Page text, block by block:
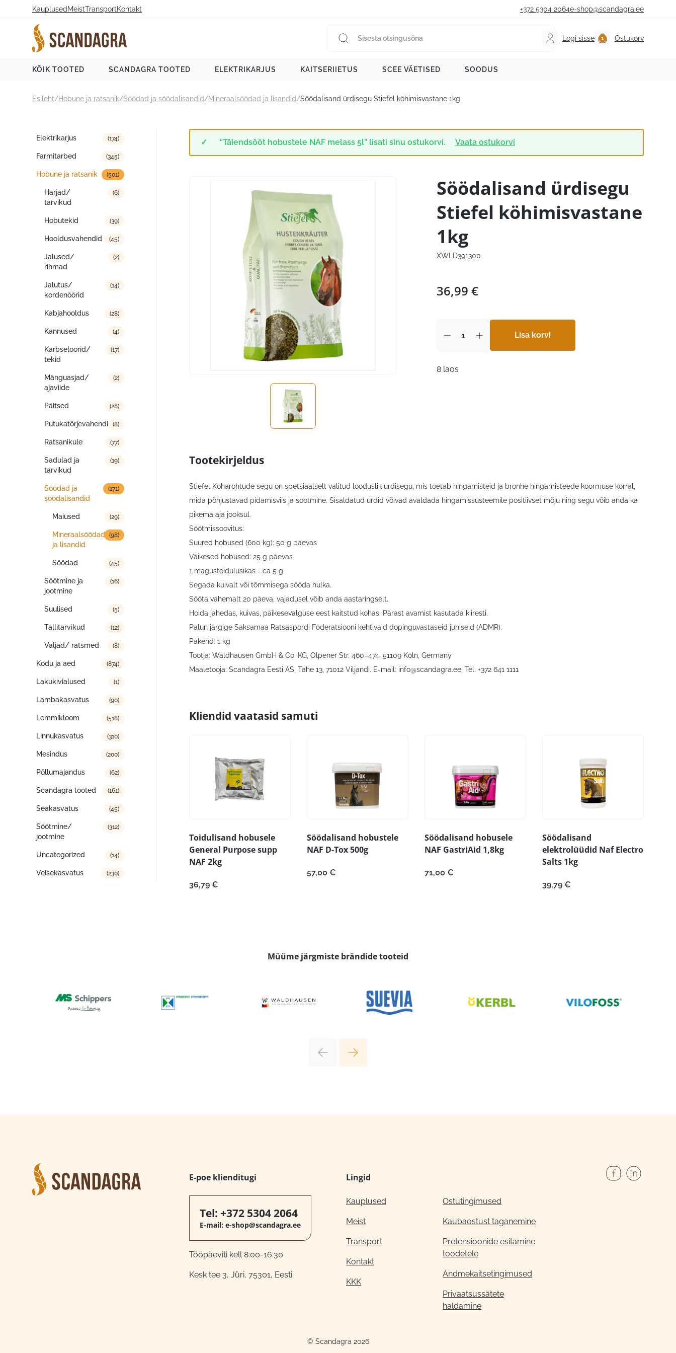
Kauplused MeistTransportKontakt +372 5304 2064e-shop@scandagra.ee
Logi sisse Ostukorv
KÕIK TOOTED SCANDAGRA TOOTED ELEKTRIKARJUS KAITSERIIETUS SCEE VÄETISED SOODUS
Esileht/Hobune ja ratsanik/Söödad ja söödalisandid/Mineraalsöödad ja lisandid/Söödalisand ürdisegu Stiefel köhimisvastane 1kg
Tootekategooriad
Elektrikarjus (174)
Farmitarbed (345)
Hobune ja ratsanik (501)
Harjad/
tarvikud
(6)
Hobutekid (39)
Hooldusvahendid (45)
Jalused/
rihmad
(2)
Jalutus/
kordenöörid
(14)
Kabjahooldus (28)
Kannused (4)
Kärbseloorid/
tekid
(17)
Mänguasjad/
ajaviide
(2)
Päitsed (28)
Putukatõrjevahendid (8)
Ratsanikule (77)
Sadulad ja
tarvikud
(19)
Söödad ja
söödalisandid
(171)
Maiused (29)
Mineraalsöödad
ja lisandid
(98)
Söödad (45)
Söötmine ja
jootmine
(16)
Suulised (5)
Tallitarvikud (12)
Valjad/ ratsmed (8)
Kodu ja aed (874)
Lakukivialused (1)
Lambakasvatus (90)
Lemmikloom (518)
Linnukasvatus (310)
Mesindus (200)
Põllumajandus (62)
Scandagra tooted (161)
Seakasvatus (45)
Söötmine/
jootmine
(312)
Uncategorized (14)
Veisekasvatus (230)
“Täiendsööt hobustele NAF melass 5l” lisati sinu ostukorvi. Vaata ostukorvi
Söödalisand ürdisegu
Stiefel köhimisvastane
1kg
XWLD391300
36,99 €
Lisa korvi
8 laos
Tootekirjeldus
Stiefel Köharohtude segu on spetsiaalselt valitud looduslik ürdisegu, mis toetab hingamisteid ja bronhe hingamisteede koormuse korral,
mida põhjustavad pidamisviis ja söötmine. Sisaldatud ürdid võivad avaldada hingamissüsteemile positiivset mõju ning segu võib anda ka
pikema aja jooksul.
Söötmissoovitus:
Suured hobused (600 kg): 50 g päevas
Väikesed hobused: 25 g päevas
1 magustoidulusikas = ca 5 g
Segada kuivalt või tõmmisega sööda hulka.
Sööta vähemalt 20 päeva, vajadusel võib anda aastaringselt.
Hoida jahedas, kuivas, päikesevalguse eest kaitstud kohas. Pärast avamist kasutada kiiresti.
Palun järgige Saksamaa Ratsaspordi Föderatsiooni kehtivaid dopinguvastaseid juhiseid (ADMR).
Pakend: 1 kg
Tootja: Waldhausen GmbH & Co. KG, Olpener Str. 460–474, 51109 Köln, Germany
Maaletooja: Scandagra Eesti AS, Tähe 13, 71012 Viljandi. E-mail: info@scandagra.ee , Tel. +372 641 1111
Kliendid vaatasid samuti
Toidulisand hobusele
General Purpose supp
NAF 2kg
36,79 €
Söödalisand hobustele
NAF D-Tox 500g
57,00 €
Söödalisand hobusele
NAF GastriAid 1,8kg
71,00 €
Söödalisand
elektrolüüdid Naf Electro
Salts 1kg
39,79 €
Müüme järgmiste brändide tooteid
E-poe klienditugi
Tel: +372 5304 2064
E-mail: e-shop@scandagra.ee
Tööpäeviti kell 8:00-16:30
Kesk tee 3, Jüri, 75301, Eesti
Lingid
Kauplused
Meist
Transport
Kontakt
KKK
Ostutingimused
Kaubaostust taganemine
Pretensioonide esitamine
toodetele
Andmekaitsetingimused
Privaatsussätete
haldamine
© Scandagra 2026